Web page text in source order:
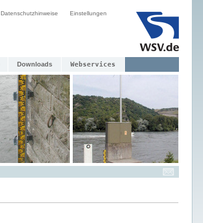
Datenschutzhinweise Einstellungen
Downloads Webservices